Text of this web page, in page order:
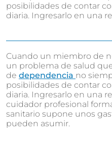
posibilidades de contar
diaria. Ingresarlo en una
Cuando un miembro de
un problema de salud
de dependencia no
posibilidades de contar
diaria. Ingresarlo en una
cuidador profesional
sanitario supone unos
pueden asumir.